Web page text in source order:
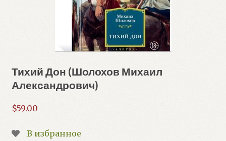
Тихий Дон (Шолохов Михаил
Александрович)
$59.00
В избранное